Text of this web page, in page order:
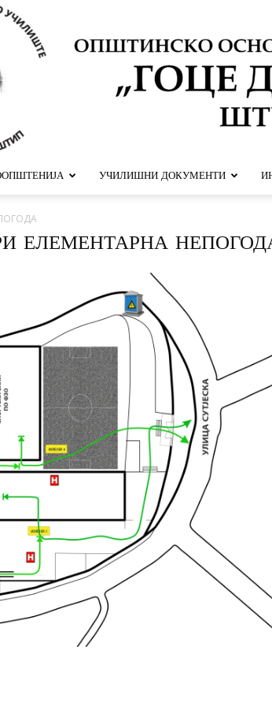
Гоце
Делчев
УЧИЛИШНИ ДОКУМЕНТИ
ЕЛЕМЕНТАРНА